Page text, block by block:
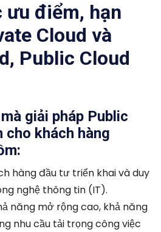
ưu điểm, hạn
Cloud và
Public Cloud
giải pháp Public
cho khách hàng
hàng đầu tư triển khai và duy
nghệ thông tin (IT).
năng mở rộng cao, khả năng
nhu cầu tải trọng công việc